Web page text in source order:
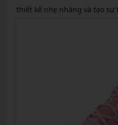
thiết kế nhẹ nhàng và tạo